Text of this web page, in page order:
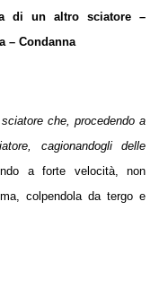
di un altro sciatore –
– Condanna
che, procedendo a
cagionandogli delle
a forte velocità, non
colpendola da tergo e